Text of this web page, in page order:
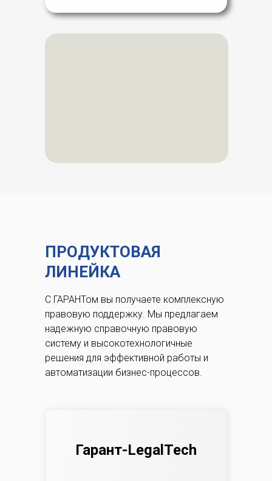
ПРОДУКТОВАЯ
ЛИНЕЙКА
С ГАРАНТом вы получаете комплексную
правовую поддержку. Мы предлагаем
надежную справочную правовую
систему и высокотехнологичные
решения для эффективной работы и
автоматизации бизнес-процессов.
Гарант-LegalTech